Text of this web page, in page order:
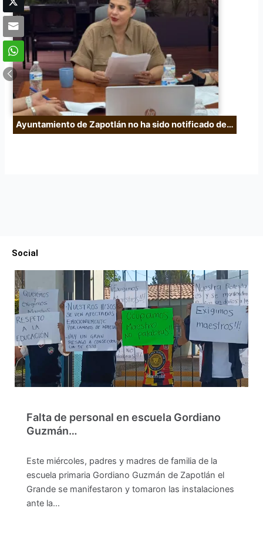
Ayuntamiento de Zapotlán no ha sido notificado de…
Social
Falta de personal en escuela Gordiano
Guzmán…
Este miércoles, padres y madres de familia de la
escuela primaria Gordiano Guzmán de Zapotlán el
Grande se manifestaron y tomaron las instalaciones
ante la…